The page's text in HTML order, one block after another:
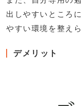
出しやすいところ
やすい環境を整え
デメリット